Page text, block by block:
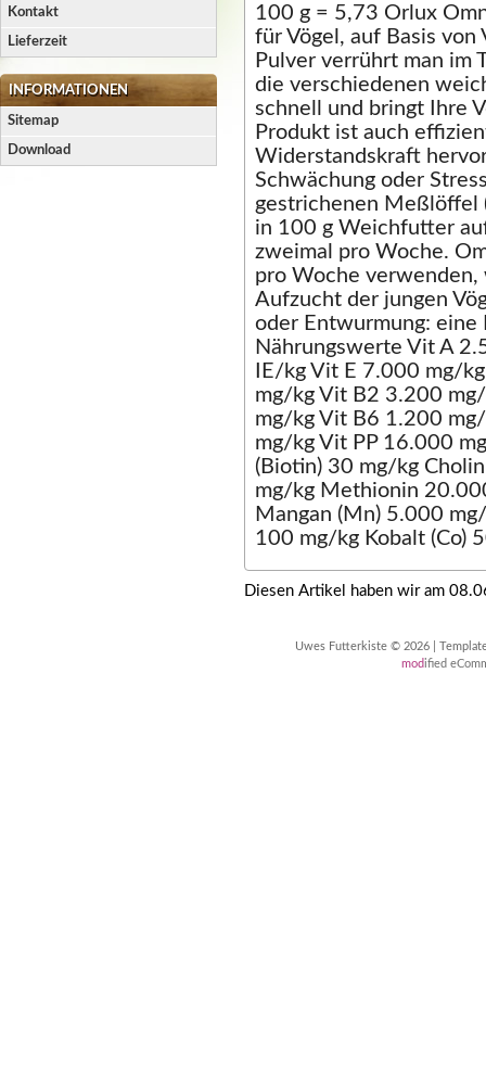
Kontakt
Lieferzeit
INFORMATIONEN
Sitemap
Download
100 g = 5,73 Orlux
für Vögel, auf Basis
Pulver verrührt man im
die verschiedenen
schnell und bringt Ihre
Produkt ist auch
Widerstandskraft
Schwächung oder
gestrichenen Meßlöffel
in 100 g Weichfutter
zweimal pro Woche.
pro Woche verwenden,
Aufzucht der jungen
oder Entwurmung: eine
Nährungswerte Vit A
IE/kg Vit E 7.000 mg/
mg/kg Vit B2 3.200
mg/kg Vit B6 1.200
mg/kg Vit PP 16.000
(Biotin) 30 mg/kg
mg/kg Methionin
Mangan (Mn) 5.000
100 mg/kg Kobalt (Co)
Diesen Artikel haben wir am
Uwes Futterkiste © 2026 |
modified